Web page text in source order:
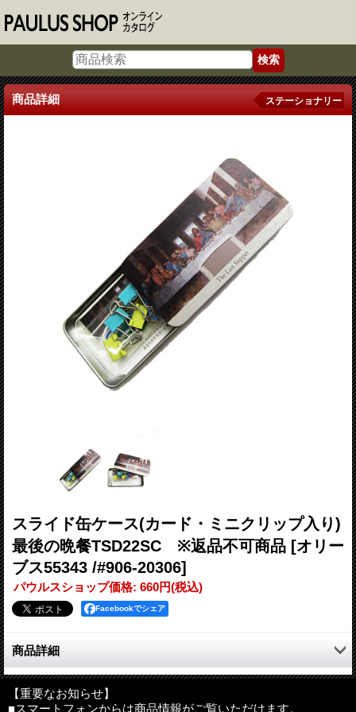
商品詳細 ステーショナリー
スライド缶ケース(カード・ミニクリップ入り)
最後の晩餐TSD22SC ※返品不可商品 [オリー
ブス55343 /#906-20306]
パウルスショップ価格: 660円(税込)
Facebookでシェア
商品詳細
聖句カード（５枚）といろいろなクリップが入っています。
聖句はヨハネ13：34
【重要なお知らせ】
■スマートフォンからは商品情報がご覧いただけます。